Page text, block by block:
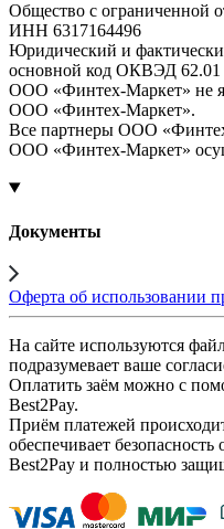
Общество с ограниченной
ИНН 6317164496
Юридический и
основной код ОКВЭД 62.01
ООО «Финтех-Маркет» не
ООО «Финтех-Маркет».
Все партнеры ООО
ООО «Финтех-Маркет»
Документы
Оферта об использовании
На сайте используются
подразумевает ваше
Оплатить заём можно с
Best2Pay.
Приём платежей
обеспечивает
Best2Pay и полностью